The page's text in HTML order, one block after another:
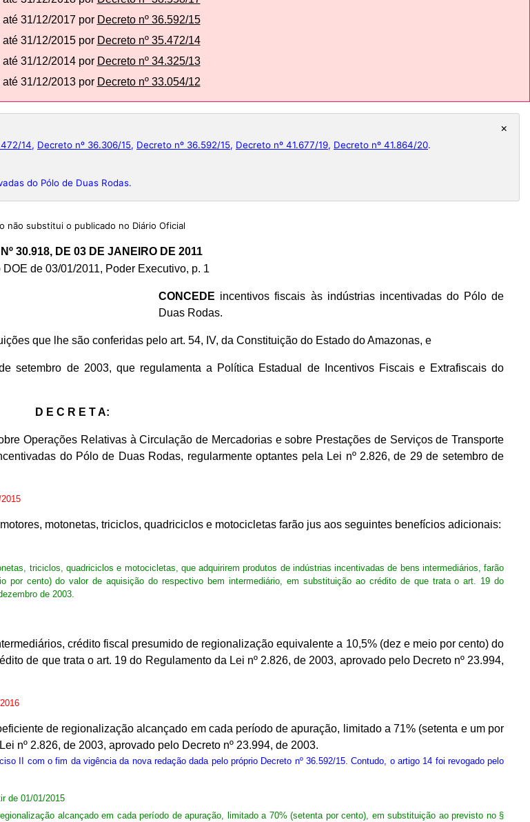
até 31/12/2017 por Decreto nº 36.592/15
até 31/12/2015 por Decreto nº 35.472/14
até 31/12/2014 por Decreto nº 34.325/13
até 31/12/2013 por Decreto nº 33.054/12
×
14, Decreto nº 36.306/15, Decreto nº 36.592/15, Decreto nº 41.677/19, Decreto nº 41.864/20.
do Pólo de Duas Rodas.
não substitui o publicado no Diário Oficial
30.918, DE 03 DE JANEIRO DE 2011
de 03/01/2011, Poder Executivo, p. 1
CONCEDE incentivos fiscais às indústrias incentivadas do Pólo de
Duas Rodas.
que lhe são conferidas pelo art. 54, IV, da Constituição do Estado do Amazonas, e
de 2003, que regulamenta a Política Estadual de Incentivos Fiscais e Extrafiscais do
D E C R E T A:
Operações Relativas à Circulação de Mercadorias e sobre Prestações de Serviços de Transporte
do Pólo de Duas Rodas, regularmente optantes pela Lei nº 2.826, de 29 de setembro de
motonetas, triciclos, quadriciclos e motocicletas farão jus aos seguintes benefícios adicionais:
triciclos, quadriciclos e motocicletas, que adquirirem produtos de indústrias incentivadas de bens intermediários, farão
por cento) do valor de aquisição do respectivo bem intermediário, em substituição ao crédito de que trata o art. 19 do
de 2003.
crédito fiscal presumido de regionalização equivalente a 10,5% (dez e meio por cento) do
de que trata o art. 19 do Regulamento da Lei nº 2.826, de 2003, aprovado pelo Decreto nº 23.994,
de regionalização alcançado em cada período de apuração, limitado a 71% (setenta e um por
nº 2.826, de 2003, aprovado pelo Decreto nº 23.994, de 2003.
II com o fim da vigência da nova redação dada pelo próprio Decreto nº 36.592/15. Contudo, o artigo 14 foi revogado pelo
de 01/01/2015
alcançado em cada período de apuração, limitado a 70% (setenta por cento), em substituição ao previsto no §